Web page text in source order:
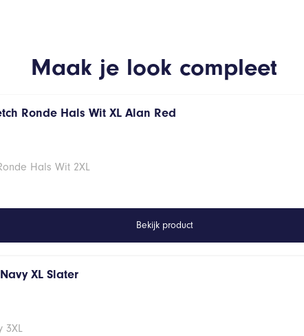
Maak je look compleet
Ronde Hals Wit XL Alan Red
Hals Wit 2XL
Bekijk product
XL Slater
3XL